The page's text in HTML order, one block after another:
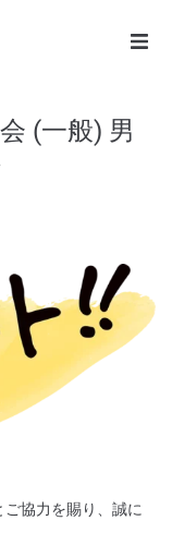
Infomation
Registration
Contacts
(一般) 男
協力を賜り、誠に